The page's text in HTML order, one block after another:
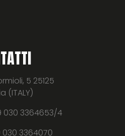
5 25125
(ITALY)
030 3364653/4
030 3364070